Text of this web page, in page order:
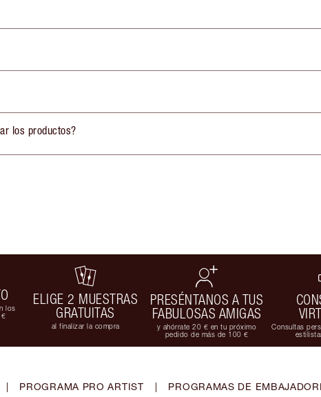
los productos?
los
€
ELIGE 2 MUESTRAS
GRATUITAS
al finalizar la compra
PRESÉNTANOS A TUS
FABULOSAS AMIGAS
y ahórrate 20 € en tu próximo
pedido de más de 100 €
Consultas
| PROGRAMA PRO ARTIST | PROGRAMAS DE